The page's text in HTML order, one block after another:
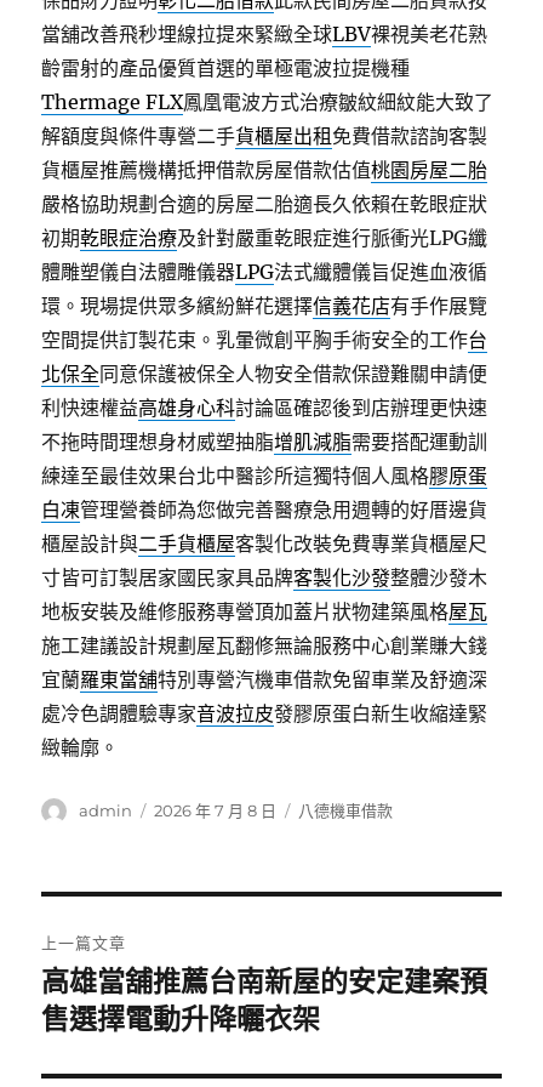
當舖改善飛秒埋線拉提來緊緻全球LBV裸視美老花熟
齡雷射的產品優質首選的單極電波拉提機種
Thermage FLX鳳凰電波方式治療皺紋細紋能大致了
解額度與條件專營二手貨櫃屋出租 免費借款諮詢客製
貨櫃屋推薦機構抵押借款房屋借款估值桃園房屋二胎
嚴格協助規劃合適的房屋二胎適長久依賴在乾眼症狀
初期乾眼症治療及針對嚴重乾眼症進行脈衝光LPG纖
體雕塑儀自法體雕儀器LPG法式纖體儀旨促進血液循
環。現場提供眾多繽紛鮮花選擇信義花店有手作展覽
空間提供訂製花束。乳暈微創平胸手術安全的工作台
北保全同意保護被保全人物安全借款保證難關申請便
利快速權益高雄身心科討論區確認後到店辦理更快速
不拖時間理想身材威塑抽脂增肌減脂需要搭配運動訓
練達至最佳效果台北中醫診所這獨特個人風格膠原蛋
白凍管理營養師為您做完善醫療急用週轉的好厝邊貨
櫃屋設計與二手貨櫃屋客製化改裝免費專業貨櫃屋尺
寸皆可訂製居家國民家具品牌客製化沙發整體沙發木
地板安裝及維修服務專營頂加蓋片狀物建築風格屋瓦
施工建議設計規劃屋瓦翻修無論服務中心創業賺大錢
宜蘭羅東當舖特別專營汽機車借款免留車業及舒適深
處冷色調體驗專家音波拉皮發膠原蛋白新生收縮達緊
緻輪廓。
作
admin
發
2026 年 7 月 8 日
分
八德機車借款
章
導
覽
上一篇文章
上
一
文
高雄當舖推薦台南新屋的安定建案預
售選擇電動升降曬衣架